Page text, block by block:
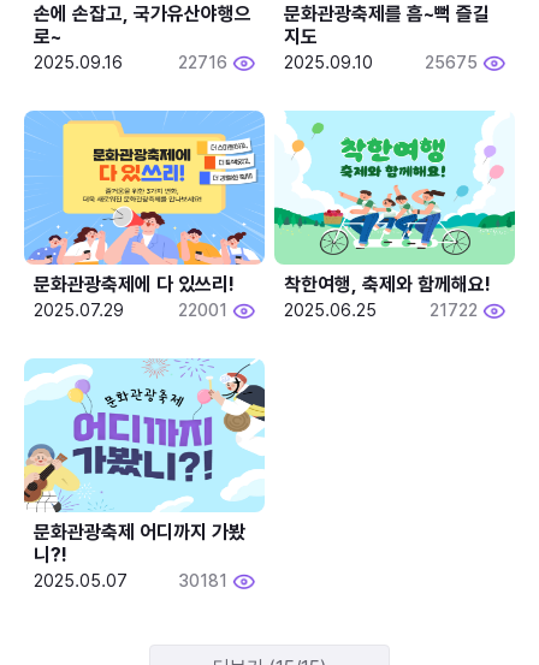
손에 손잡고, 국가유산야행으
로~
2025.09.16 22716
문화관광축제를 흠~뻑 즐길
지도
2025.09.10 25675
문화관광축제에 다 있쓰리!
2025.07.29 22001
착한여행, 축제와 함께해요!
2025.06.25 21722
문화관광축제 어디까지 가봤
니?!
2025.05.07 30181